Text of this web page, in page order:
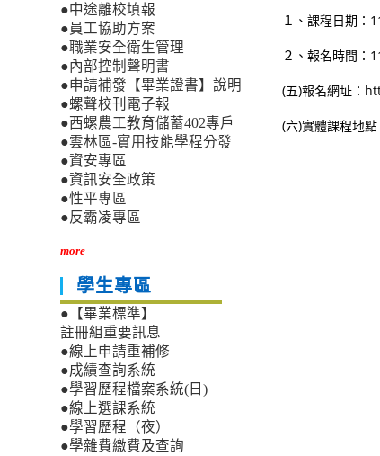
１、課程日期：
２、報名時間：
(五)報名網址：
(六)實體課程地
●中途離校填報
●員工協助方案
●職業安全衛生管理
●內部控制聲明書
●申請補發【畢業證書】說明
●螺聲校刊電子報
●西螺農工教育儲蓄402專戶
●雲林區-實用技能學程分發
●資安專區
●資訊安全政策
●性平專區
●反霸凌專區
more
學生專區
●【畢業標準】
註冊組重要訊息
●線上申請重補修
●成績查詢系統
●學習歷程檔案系統(日)
●線上選課系統
●學習歷程（夜）
●學雜費繳費及查詢